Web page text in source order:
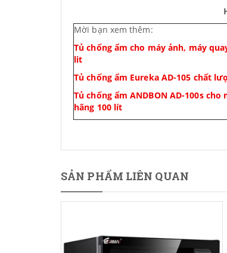
Mời bạn xem thêm:
Tủ chống ẩm cho máy ảnh, máy
lit
Tủ chống ẩm Eureka AD-105 chất
Tủ chống ẩm ANDBON AD-100s
hãng 100 lít
SẢN PHẨM LIÊN QUAN